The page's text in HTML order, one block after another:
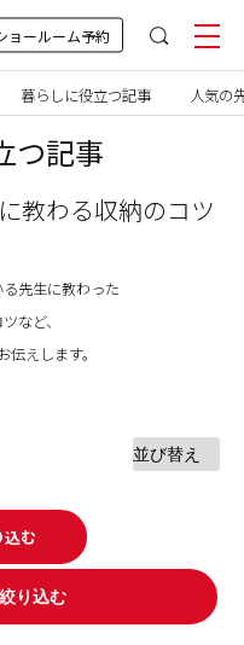
ョールーム予約
つ記事
教わる収納のコツ
先生に教わった
など、
えします。
暮らしに役立つ記事 人気の
込む
り込む